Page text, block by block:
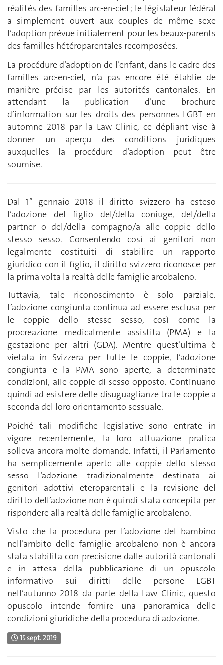
réalités des familles arc-en-ciel ; le législateur fédéral
a simplement ouvert aux couples de même sexe
l’adoption prévue initialement pour les beaux-parents
des familles hétéroparentales recomposées.
La procédure d’adoption de l’enfant, dans le cadre des
familles arc-en-ciel, n’a pas encore été établie de
manière précise par les autorités cantonales. En
attendant la publication d’une brochure
d’information sur les droits des personnes LGBT en
automne 2018 par la Law Clinic, ce dépliant vise à
donner un aperçu des conditions juridiques
auxquelles la procédure d’adoption peut être
soumise.
Dal 1° gennaio 2018 il diritto svizzero ha esteso
l’adozione del figlio del/della coniuge, del/della
partner o del/della compagno/a alle coppie dello
stesso sesso. Consentendo così ai genitori non
legalmente costituiti di stabilire un rapporto
giuridico con il figlio, il diritto svizzero riconosce per
la prima volta la realtà delle famiglie arcobaleno.
Tuttavia, tale riconoscimento è solo parziale.
L’adozione congiunta continua ad essere esclusa per
le coppie dello stesso sesso, così come la
procreazione medicalmente assistita (PMA) e la
gestazione per altri (GDA). Mentre quest’ultima è
vietata in Svizzera per tutte le coppie, l’adozione
congiunta e la PMA sono aperte, a determinate
condizioni, alle coppie di sesso opposto. Continuano
quindi ad esistere delle disuguaglianze tra le coppie a
seconda del loro orientamento sessuale.
Poiché tali modifiche legislative sono entrate in
vigore recentemente, la loro attuazione pratica
solleva ancora molte domande. Infatti, il Parlamento
ha semplicemente aperto alle coppie dello stesso
sesso l’adozione tradizionalmente destinata ai
genitori adottivi eteroparentali e la revisione del
diritto dell’adozione non è quindi stata concepita per
rispondere alla realtà delle famiglie arcobaleno.
Visto che la procedura per l’adozione del bambino
nell’ambito delle famiglie arcobaleno non è ancora
stata stabilita con precisione dalle autorità cantonali
e in attesa della pubblicazione di un opuscolo
informativo sui diritti delle persone LGBT
nell’autunno 2018 da parte della Law Clinic, questo
opuscolo intende fornire una panoramica delle
condizioni giuridiche della procedura di adozione.
15 sept. 2019